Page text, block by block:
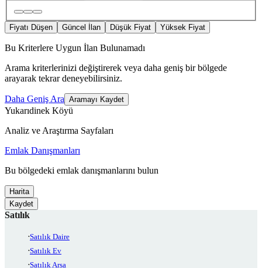
Fiyatı Düşen Güncel İlan Düşük Fiyat Yüksek Fiyat
Bu Kriterlere Uygun İlan Bulunamadı
Arama kriterlerinizi değiştirerek veya daha geniş bir bölgede
arayarak tekrar deneyebilirsiniz.
Daha Geniş Ara Aramayı Kaydet
Yukarıdinek Köyü
Analiz ve Araştırma Sayfaları
Emlak Danışmanları
Bu bölgedeki emlak danışmanlarını bulun
Harita
Kaydet
Satılık
Satılık Daire
Satılık Ev
Satılık Arsa